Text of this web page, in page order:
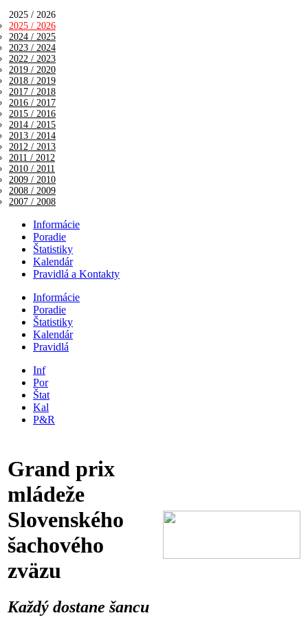
2025 / 2026
2025 / 2026
2024 / 2025
2023 / 2024
2022 / 2023
2019 / 2020
2018 / 2019
2017 / 2018
2016 / 2017
2015 / 2016
2014 / 2015
2013 / 2014
2012 / 2013
2011 / 2012
2010 / 2011
2009 / 2010
2008 / 2009
2007 / 2008
Informácie
Poradie
Štatistiky
Kalendár
Pravidlá a Kontakty
Informácie
Poradie
Štatistiky
Kalendár
Pravidlá
Inf
Por
Štat
Kal
P&R
Grand prix
mládeže
Slovenského
šachového
zväzu
Každý dostane šancu